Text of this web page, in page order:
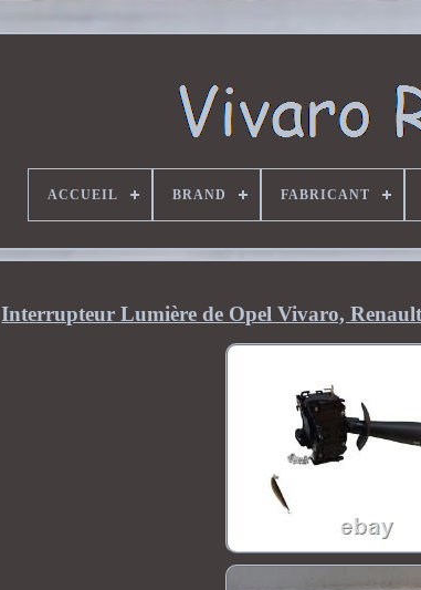
ACCUEIL BRAND FABRICANT
Interrupteur Lumière de Opel Vivaro,